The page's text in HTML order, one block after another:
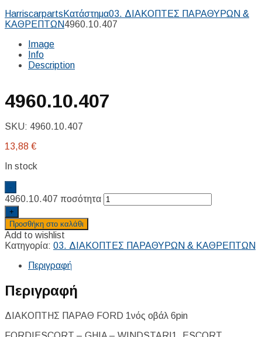
Harriscarparts Κατάστημα03. ΔΙΑΚΟΠΤΕΣ ΠΑΡΑΘΥΡΩΝ &
ΚΑΘΡΕΠΤΩΝ4960.10.407
Image
Info
Description
4960.10.407
SKU: 4960.10.407
13,88 €
In stock
-
4960.10.407 ποσότητα
+
Προσθήκη στο καλάθι
Add to wishlist
Κατηγορία: 03. ΔΙΑΚΟΠΤΕΣ ΠΑΡΑΘΥΡΩΝ & ΚΑΘΡΕΠΤΩΝ
Περιγραφή
Περιγραφή
ΔΙΑΚΟΠΤΗΣ ΠΑΡΑΘ FORD 1νός οβάλ 6pin